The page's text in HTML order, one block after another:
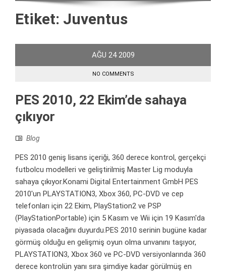
Etiket: Juventus
AĞU 24 2009
NO COMMENTS
PES 2010, 22 Ekim’de sahaya
çıkıyor
Blog
PES 2010 geniş lisans içeriği, 360 derece kontrol, gerçekçi
futbolcu modelleri ve geliştirilmiş Master Lig moduyla
sahaya çıkıyor.Konami Digital Entertainment GmbH PES
2010'un PLAYSTATION3, Xbox 360, PC-DVD ve cep
telefonları için 22 Ekim, PlayStation2 ve PSP
(PlayStationPortable) için 5 Kasım ve Wii için 19 Kasım'da
piyasada olacağını duyurdu.PES 2010 serinin bugüne kadar
görmüş olduğu en gelişmiş oyun olma unvanını taşıyor,
PLAYSTATION3, Xbox 360 ve PC-DVD versiyonlarında 360
derece kontrolün yanı sıra şimdiye kadar görülmüş en